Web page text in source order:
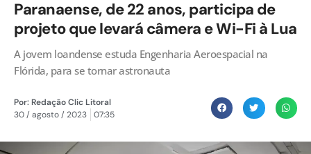
Paranaense, de 22 anos, participa de
projeto que levará câmera e Wi-Fi à Lua
A jovem loandense estuda Engenharia Aeroespacial na
Flórida, para se tornar astronauta
Por:Redação Clic Litoral
30 / agosto / 2023
07:35